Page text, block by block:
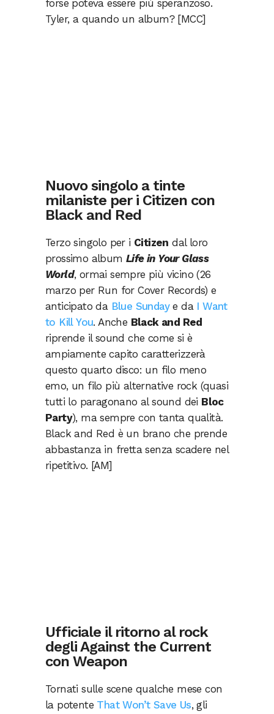
forse poteva essere più speranzoso.
Tyler, a quando un album? [MCC]
Nuovo singolo a tinte
milaniste per i Citizen con
Black and Red
Terzo singolo per i Citizen dal loro
prossimo albumLife in Your Glass
World, ormai sempre più vicino (26
marzo per Run for Cover Records) e
anticipato da Blue Sundaye da I Want
to Kill You. Anche Black and Red
riprende il sound che come si è
ampiamente capito caratterizzerà
questo quarto disco: un filo meno
emo, un filo più alternative rock (quasi
tutti lo paragonano al sound dei Bloc
Party), ma sempre con tanta qualità.
Black and Red è un brano che prende
abbastanza in fretta senza scadere nel
ripetitivo. [AM]
Ufficiale il ritorno al rock
degli Against the Current
con Weapon
Tornati sulle scene qualche mese con
la potente That Won’t Save Us, gli